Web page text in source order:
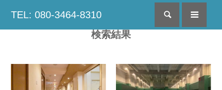
TEL: 080-3464-8310 検索
検索結果